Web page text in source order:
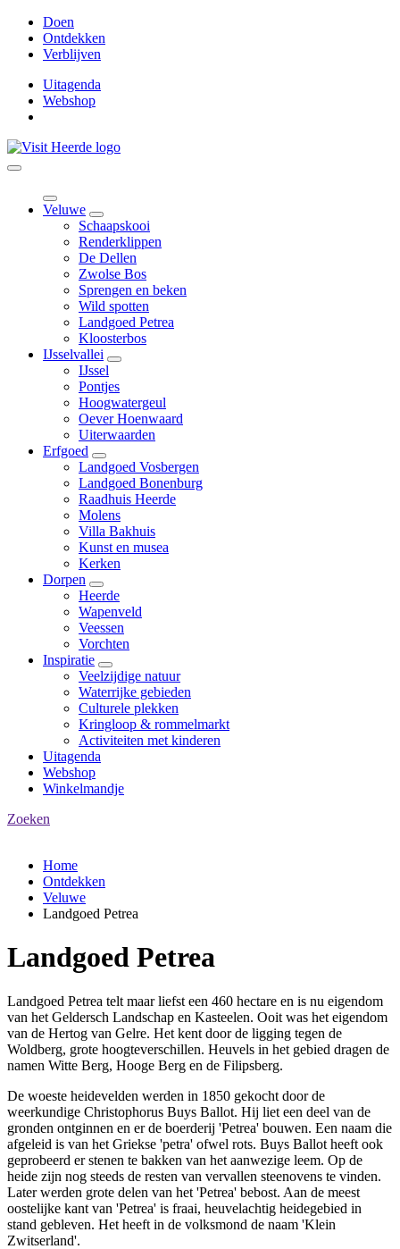
Doen
Ontdekken
Verblijven
Uitagenda
Webshop
Veluwe
Schaapskooi
Renderklippen
De Dellen
Zwolse Bos
Sprengen en beken
Wild spotten
Landgoed Petrea
Kloosterbos
IJsselvallei
IJssel
Pontjes
Hoogwatergeul
Oever Hoenwaard
Uiterwaarden
Erfgoed
Landgoed Vosbergen
Landgoed Bonenburg
Raadhuis Heerde
Molens
Villa Bakhuis
Kunst en musea
Kerken
Dorpen
Heerde
Wapenveld
Veessen
Vorchten
Inspiratie
Veelzijdige natuur
Waterrijke gebieden
Culturele plekken
Kringloop & rommelmarkt
Activiteiten met kinderen
Uitagenda
Webshop
Winkelmandje
Zoeken
Home
Ontdekken
Veluwe
Landgoed Petrea
Landgoed Petrea
Landgoed Petrea telt maar liefst een 460 hectare en is nu eigendom
van het Geldersch Landschap en Kasteelen. Ooit was het eigendom
van de Hertog van Gelre. Het kent door de ligging tegen de
Woldberg, grote hoogteverschillen. Heuvels in het gebied dragen de
namen Witte Berg, Hooge Berg en de Filipsberg.
De woeste heidevelden werden in 1850 gekocht door de
weerkundige Christophorus Buys Ballot. Hij liet een deel van de
gronden ontginnen en er de boerderij 'Petrea' bouwen. Een naam die
afgeleid is van het Griekse 'petra' ofwel rots. Buys Ballot heeft ook
geprobeerd er stenen te bakken van het aanwezige leem. Op de
heide zijn nog steeds de resten van vervallen steenovens te vinden.
Later werden grote delen van het 'Petrea' bebost. Aan de meest
oostelijke kant van 'Petrea' is fraai, heuvelachtig heidegebied in
stand gebleven. Het heeft in de volksmond de naam 'Klein
Zwitserland'.